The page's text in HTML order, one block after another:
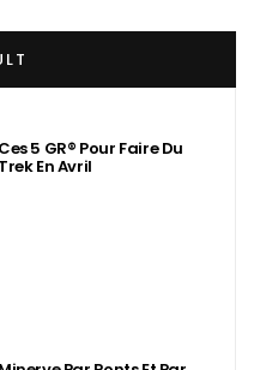
Ces 5 GR® Pour Faire Du
Trek En Avril